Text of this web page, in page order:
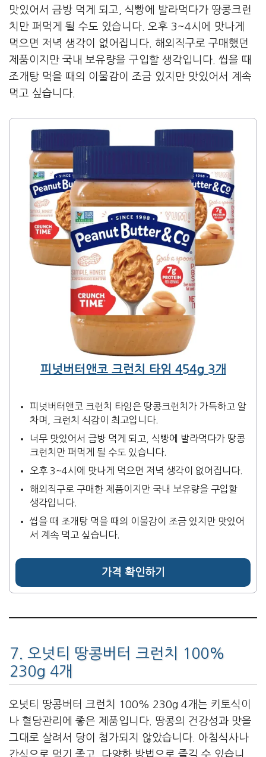
맛있어서 금방 먹게 되고, 식빵에 발라먹다가 땅콩크런
치만 퍼먹게 될 수도 있습니다. 오후 3~4시에 맛나게
먹으면 저녁 생각이 없어집니다. 해외직구로 구매했던
제품이지만 국내 보유량을 구입할 생각입니다. 씹을 때
조개탕 먹을 때의 이물감이 조금 있지만 맛있어서 계속
먹고 싶습니다.
피넛버터앤코 크런치 타임 454g 3개
피넛버터앤코 크런치 타임은 땅콩크런치가 가득하고 알
차며, 크런치 식감이 최고입니다.
너무 맛있어서 금방 먹게 되고, 식빵에 발라먹다가 땅콩
크런치만 퍼먹게 될 수도 있습니다.
오후 3~4시에 맛나게 먹으면 저녁 생각이 없어집니다.
해외직구로 구매한 제품이지만 국내 보유량을 구입할
생각입니다.
씹을 때 조개탕 먹을 때의 이물감이 조금 있지만 맛있어
서 계속 먹고 싶습니다.
가격 확인하기
7. 오넛티 땅콩버터 크런치 100%
230g 4개
오넛티 땅콩버터 크런치 100% 230g 4개는 키토식이
나 혈당관리에 좋은 제품입니다. 땅콩의 건강성과 맛을
그대로 살려서 당이 첨가되지 않았습니다. 아침식사나
간식으로 먹기 좋고, 다양한 방법으로 즐길 수 있습니